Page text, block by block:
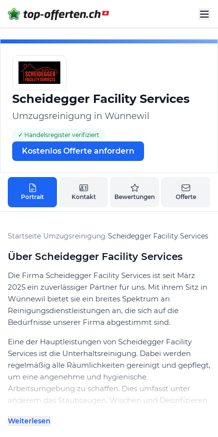
Scheidegger Facility Services
Umzugsreinigung in Wünnewil
✓ Handelsregister verifiziert
Kostenlos Offerte anfordern
Portrait Kontakt Bewertungen Offerte
Startseite/Umzugsreinigung/Scheidegger Facility Services
Über Scheidegger Facility Services
Die Firma Scheidegger Facility Services ist seit März
2025 ein zuverlässiger Partner für uns. Mit ihrem Sitz in
Wünnewil bietet sie ein breites Spektrum an
Reinigungsdienstleistungen an, die sich auf die
Bedürfnisse unserer Firma abgestimmt sind.
Eine der Hauptleistungen von Scheidegger Facility
Services ist die Unterhaltsreinigung. Dabei werden
regelmäßig alle Räumlichkeiten gereinigt und gepflegt,
um eine angenehme und hygienische
Arbeitsumgebung zu schaffen. Dies umfasst unter
anderem das Staubsaugen, Wischen und Desinfizieren
Leeren von Abfalleimern.
Weiterlesen